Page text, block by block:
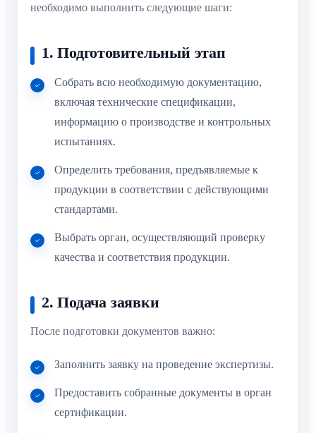
необходимо выполнить следующие шаги:
1. Подготовительный этап
Собрать всю необходимую документацию,
включая технические спецификации,
информацию о производстве и контрольных
испытаниях.
Определить требования, предъявляемые к
продукции в соответствии с действующими
стандартами.
Выбрать орган, осуществляющий проверку
качества и соответствия продукции.
2. Подача заявки
После подготовки документов важно:
Заполнить заявку на проведение экспертизы.
Предоставить собранные документы в орган
сертификации.